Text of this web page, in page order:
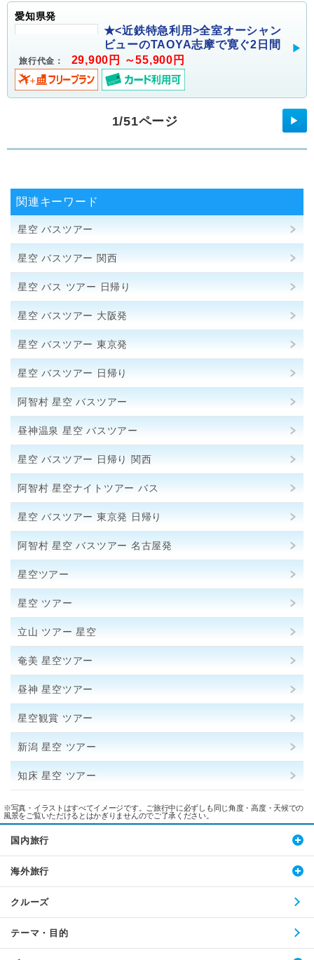
愛知県発
★<近鉄特急利用>全室オーシャン
ビューのTAOYA志摩で寛ぐ2日間
旅行代金： 29,900円 ～55,900円
1/51ページ ▶
関連キーワード
星空 バスツアー
星空 バスツアー 関西
星空 バス ツアー 日帰り
星空 バスツアー 大阪発
星空 バスツアー 東京発
星空 バスツアー 日帰り
阿智村 星空 バスツアー
昼神温泉 星空 バスツアー
星空 バスツアー 日帰り 関西
阿智村 星空ナイトツアー バス
星空 バスツアー 東京発 日帰り
阿智村 星空 バスツアー 名古屋発
星空ツアー
星空 ツアー
立山 ツアー 星空
奄美 星空ツアー
昼神 星空ツアー
星空観賞 ツアー
新潟 星空 ツアー
知床 星空 ツアー
※写真・イラストはすべてイメージです。ご旅行中に必ずしも同じ角度・高度・天候での
風景をご覧いただけるとはかぎりませんのでご了承ください。
国内旅行
海外旅行
クルーズ
テーマ・目的